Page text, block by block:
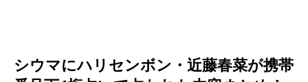
シウマにハリセンボン・近藤春菜が携帯